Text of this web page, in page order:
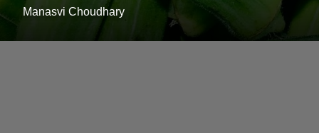
Manasvi Choudhary